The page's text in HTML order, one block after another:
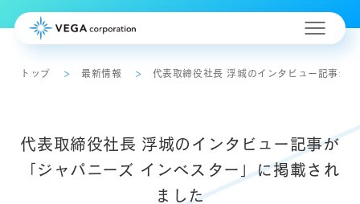
トップ 最新情報 代表取締役社長 浮城のインタビュー記事が
代表取締役社長 浮城のインタビュー記事が
「ジャパニーズ インベスター」に掲載され
ました